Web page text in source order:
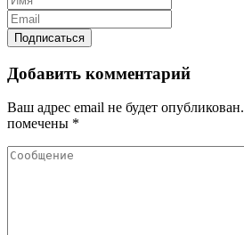
Добавить комментарий
Ваш адрес email не будет опубликован.
помечены *